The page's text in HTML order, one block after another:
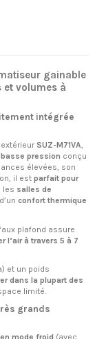
gainable
et volumes à
intégrée
SUZ-M71VA,
pression conçu
élevées, son
il est parfait pour
les salles de
confort thermique
plafond assure
l’air à travers 5 à 7
) et un poids
dans la plupart des
limité.
grands
mode froid (avec